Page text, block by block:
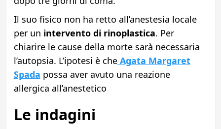
Il suo fisico non ha retto all’anestesia locale
per un intervento di rinoplastica. Per
chiarire le cause della morte sarà necessaria
l’autopsia. L’ipotesi è cheAgata Margaret
Spada possa aver avuto una reazione
allergica all’anestetico
Le indagini